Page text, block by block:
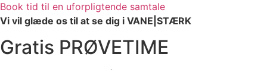
Book tid til en uforpligtende samtale
Vi vil glæde os til at se dig i VANE|STÆRK
Gratis PRØVETIME